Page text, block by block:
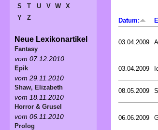
Datum:
03.04.2009
03.04.2009
08.05.2009
06.06.2009
S
T U V W
X
Y
Z
Neue Lexikonartikel
Fantasy
vom 07.12.2010
Epik
vom 29.11.2010
Shaw, Elizabeth
vom 18.11.2010
Horror & Grusel
vom 06.11.2010
Prolog